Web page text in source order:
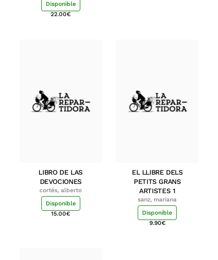
Disponible
22.00€
LIBRO DE LAS
DEVOCIONES
cortés, alberto
Disponible
15.00€
EL LLIBRE DELS
PETITS GRANS
ARTISTES 1
sanz, mariana
Disponible
9.90€